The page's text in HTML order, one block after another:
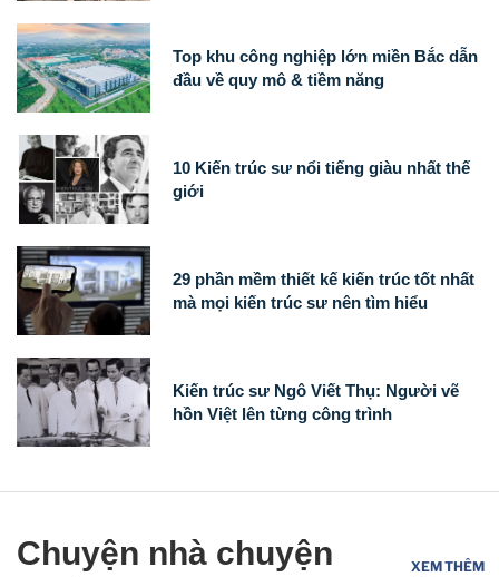
Top khu công nghiệp lớn miền Bắc dẫn
đầu về quy mô & tiềm năng
10 Kiến trúc sư nổi tiếng giàu nhất thế
giới
29 phần mềm thiết kế kiến ​​trúc tốt nhất
mà mọi kiến ​​trúc sư nên tìm hiểu
Kiến trúc sư Ngô Viết Thụ: Người vẽ
hồn Việt lên từng công trình
Chuyện nhà chuyện
XEM THÊM